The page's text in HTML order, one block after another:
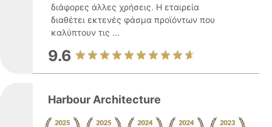
διάφορες άλλες χρήσεις. Η εταιρεία
διαθέτει εκτενές φάσμα προϊόντων που
καλύπτουν τις ...
9.6
Harbour Architecture